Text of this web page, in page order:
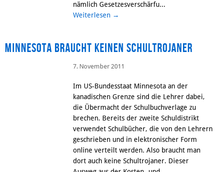
nämlich Gesetzesverschärfu...
Weiterlesen →
Minnesota braucht keinen Schultrojaner
7. November 2011
Im US-Bundesstaat Minnesota an der
kanadischen Grenze sind die Lehrer dabei,
die Übermacht der Schulbuchverlage zu
brechen. Bereits der zweite Schuldistrikt
verwendet Schulbücher, die von den Lehrern
geschrieben und in elektronischer Form
online verteilt werden. Also braucht man
dort auch keine Schultrojaner. Dieser